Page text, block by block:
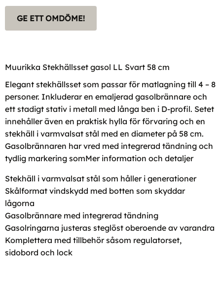
GE ETT OMDÖME!
Muurikka Stekhällsset gasol LL Svart 58 cm
Elegant stekhällsset som passar för matlagning till 4 – 8
personer. Inkluderar en emaljerad gasolbrännare och
ett stadigt stativ i metall med långa ben i D-profil. Setet
innehåller även en praktisk hylla för förvaring och en
stekhäll i varmvalsat stål med en diameter på 58 cm.
Gasolbrännaren har vred med integrerad tändning och
tydlig markering somMer information och detaljer
Stekhäll i varmvalsat stål som håller i generationer
Skålformat vindskydd med botten som skyddar
lågorna
Gasolbrännare med integrerad tändning
Gasolringarna justeras steglöst oberoende av varandra
Komplettera med tillbehör såsom regulatorset,
sidobord och lock